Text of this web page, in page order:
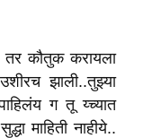
तर कौतुक करायला
झाली..तुझ्या
ग तू य्च्यात
माहिती नाहीये..